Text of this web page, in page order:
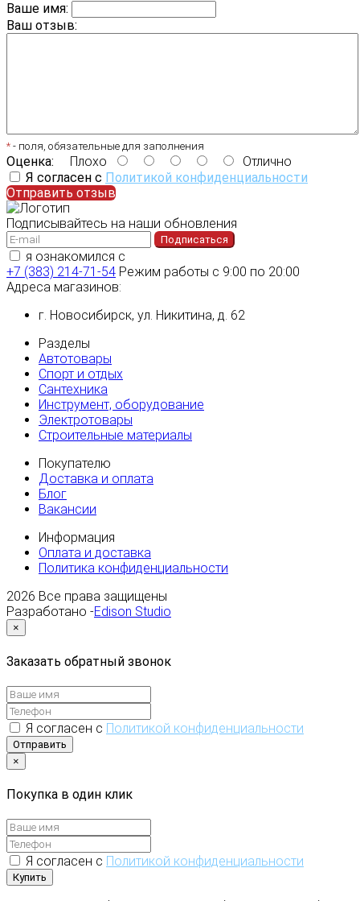
Ваше имя:
Ваш отзыв:
* - поля, обязательные для заполнения
Оценка: Плохо
Отлично
Я согласен с Политикой конфиденциальности
Отправить отзыв
Подписывайтесь на наши обновления
Подписаться
я ознакомился с
+7 (383) 214-71-54 Режим работы с 9:00 по 20:00
Адреса магазинов:
г. Новосибирск, ул. Никитина, д. 62
Разделы
Автотовары
Спорт и отдых
Сантехника
Инструмент, оборудование
Электротовары
Строительные материалы
Покупателю
Доставка и оплата
Блог
Вакансии
Информация
Оплата и доставка
Политика конфиденциальности
2026 Все права защищены
Разработано -Edison Studio
×
Заказать обратный звонок
Я согласен с Политикой конфиденциальности
Отправить
×
Покупка в один клик
Я согласен с Политикой конфиденциальности
Купить